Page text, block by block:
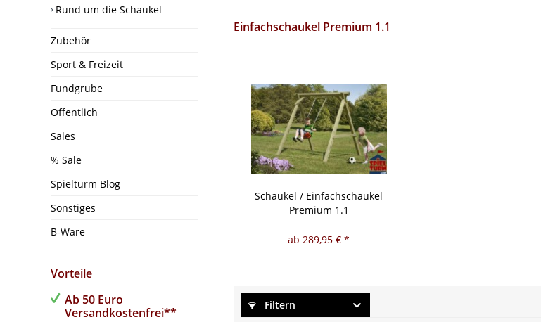
Rund um die Schaukel
Zubehör
Sport & Freizeit
Fundgrube
Öffentlich
Sales
% Sale
Spielturm Blog
Sonstiges
B-Ware
Vorteile
Ab 50 Euro
Versandkostenfrei**
Einfachschaukel Premium 1.1
Schaukel / Einfachschaukel
Premium 1.1
ab 289,95 € *
Filtern